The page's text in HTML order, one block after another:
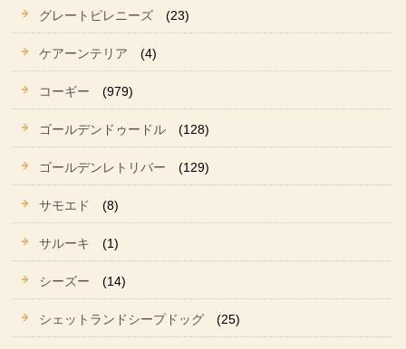
グレートピレニーズ (23)
ケアーンテリア (4)
コーギー (979)
ゴールデンドゥードル (128)
ゴールデンレトリバー (129)
サモエド (8)
サルーキ (1)
シーズー (14)
シェットランドシープドッグ (25)